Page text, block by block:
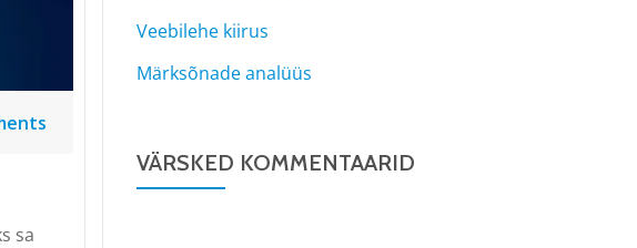
sa
Veebilehe kiirus
Märksõnade analüüs
VÄRSKED KOMMENTAARID